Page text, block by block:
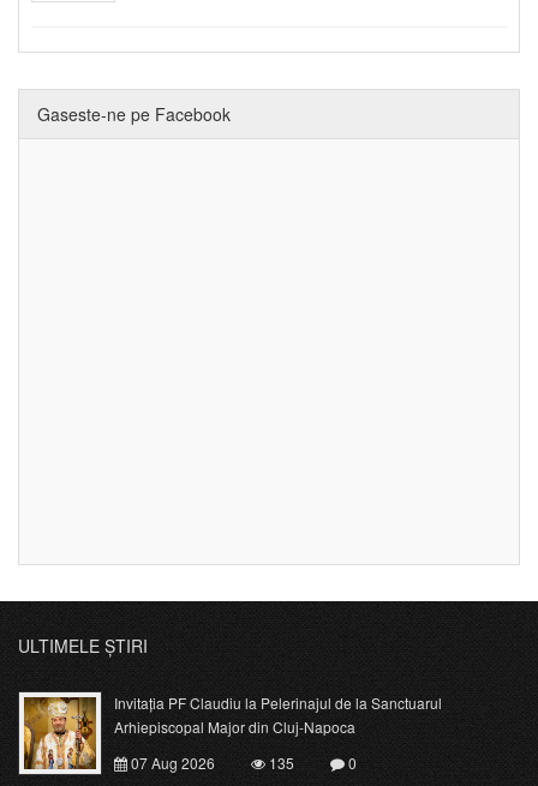
Gaseste-ne pe Facebook
ULTIMELE ȘTIRI
Invitația PF Claudiu la Pelerinajul de la Sanctuarul
Arhiepiscopal Major din Cluj-Napoca
07 Aug 2026
135
0